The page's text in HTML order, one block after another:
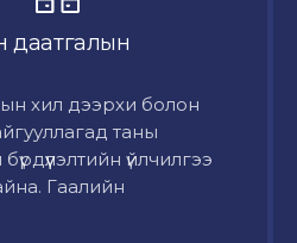
даатгалын
хил дээрхи болон
таны
үйлчилгээ
Гаалийн